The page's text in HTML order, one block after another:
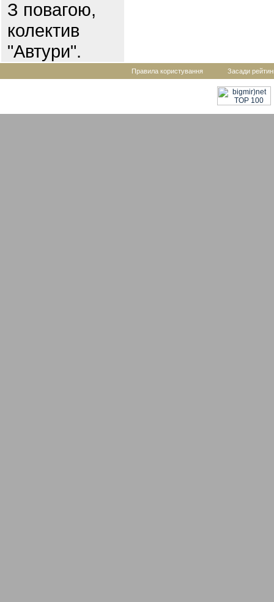
З повагою,
колектив
"Автури".
Правила користування Засади